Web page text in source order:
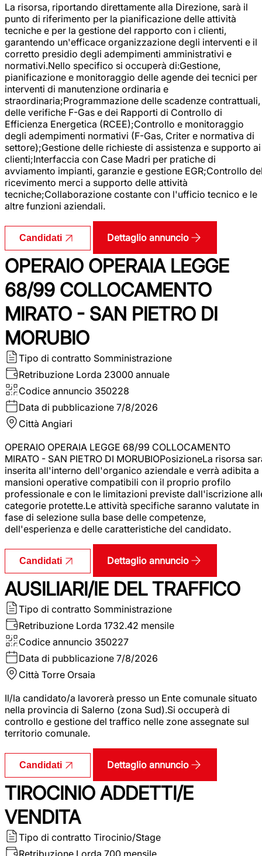
La risorsa, riportando direttamente alla Direzione, sarà il
punto di riferimento per la pianificazione delle attività
tecniche e per la gestione del rapporto con i clienti,
garantendo un'efficace organizzazione degli interventi e il
corretto presidio degli adempimenti amministrativi e
normativi.Nello specifico si occuperà di:Gestione,
pianificazione e monitoraggio delle agende dei tecnici per
interventi di manutenzione ordinaria e
straordinaria;Programmazione delle scadenze contrattuali,
delle verifiche F-Gas e dei Rapporti di Controllo di
Efficienza Energetica (RCEE);Controllo e monitoraggio
degli adempimenti normativi (F-Gas, Criter e normativa di
settore);Gestione delle richieste di assistenza e supporto ai
clienti;Interfaccia con Case Madri per pratiche di
avviamento impianti, garanzie e gestione EGR;Controllo
ricevimento merci a supporto delle attività
tecniche;Collaborazione costante con l'ufficio tecnico e le
altre funzioni aziendali.
Candidati Dettaglio annuncio
OPERAIO OPERAIA LEGGE
68/99 COLLOCAMENTO
MIRATO - SAN PIETRO DI
MORUBIO
Tipo di contratto Somministrazione
Retribuzione Lorda 23000 annuale
Codice annuncio 350228
Data di pubblicazione 7/8/2026
Città Angiari
OPERAIO OPERAIA LEGGE 68/99 COLLOCAMENTO
MIRATO - SAN PIETRO DI MORUBIOPosizioneLa risorsa
inserita all'interno dell'organico aziendale e verrà adibita a
mansioni operative compatibili con il proprio profilo
professionale e con le limitazioni previste dall'iscrizione
categorie protette.Le attività specifiche saranno valutate in
fase di selezione sulla base delle competenze,
dell'esperienza e delle caratteristiche del candidato.
Candidati Dettaglio annuncio
AUSILIARI/IE DEL TRAFFICO
Tipo di contratto Somministrazione
Retribuzione Lorda 1732.42 mensile
Codice annuncio 350227
Data di pubblicazione 7/8/2026
Città Torre Orsaia
Il/la candidato/a lavorerà presso un Ente comunale situato
nella provincia di Salerno (zona Sud).Si occuperà di
controllo e gestione del traffico nelle zone assegnate sul
territorio comunale.
Candidati Dettaglio annuncio
TIROCINIO ADDETTI/E
VENDITA
Tipo di contratto Tirocinio/Stage
Retribuzione Lorda 700 mensile